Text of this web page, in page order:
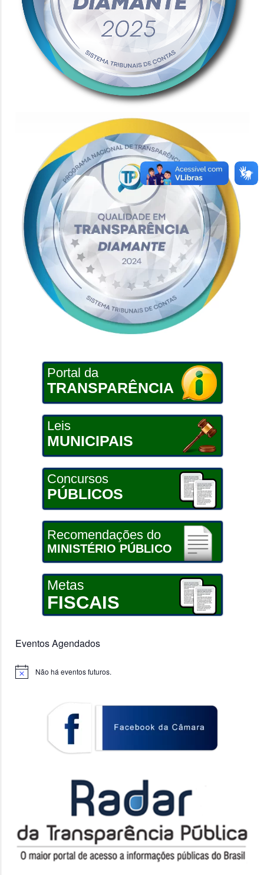
Portal da
TRANSPARÊNCIA
Leis
MUNICIPAIS
Concursos
PÚBLICOS
Recomendações do
MINISTÉRIO PÚBLICO
Metas
FISCAIS
Eventos Agendados
Notice Não há eventos futuros.